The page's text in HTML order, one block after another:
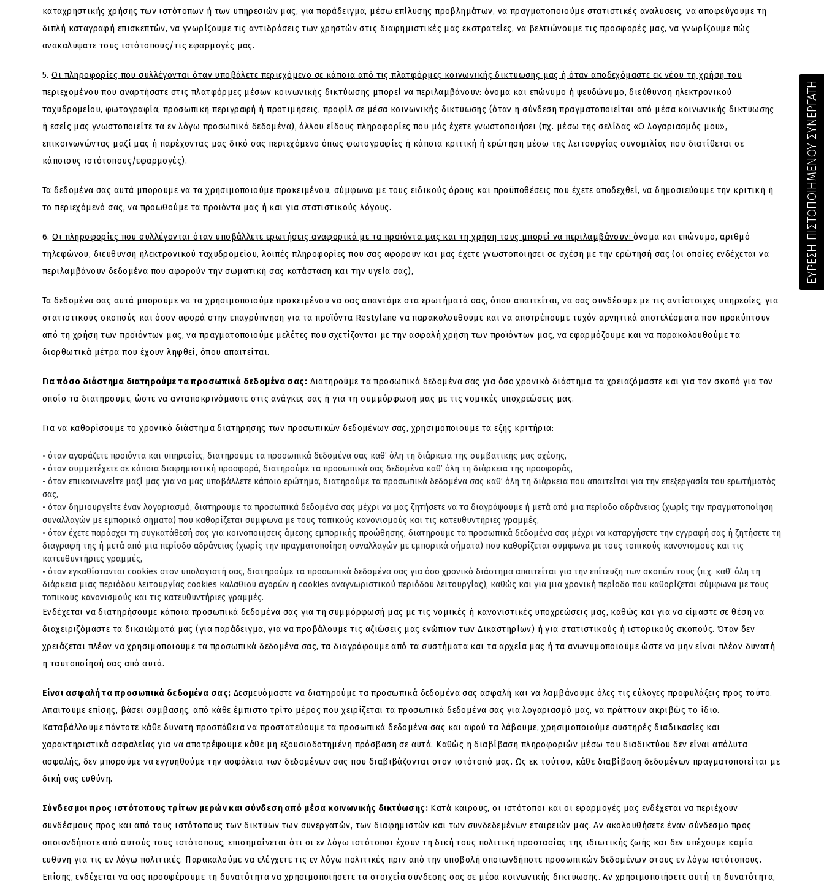
καταχρηστικής χρήσης των ιστότοπων ή των υπηρεσιών μας, για παράδειγμα, μέσω επίλυσης προβλημάτων, να πραγματοποιούμε στατιστικές αναλύσεις, να αποφεύγουμε τη
διπλή καταγραφή επισκεπτών, να γνωρίζουμε τις αντιδράσεις των χρηστών στις διαφημιστικές μας εκστρατείες, να βελτιώνουμε τις προσφορές μας, να γνωρίζουμε πώς
ανακαλύψατε τους ιστότοπους/τις εφαρμογές μας.
5.Οι πληροφορίες που συλλέγονται όταν υποβάλετε περιεχόμενο σε κάποια από τις πλατφόρμες κοινωνικής δικτύωσης μας ή όταν αποδεχόμαστε εκ νέου τη χρήση του
περιεχομένου που αναρτήσατε στις πλατφόρμες μέσων κοινωνικής δικτύωσης μπορεί να περιλαμβάνουν: όνομα και επώνυμο ή ψευδώνυμο, διεύθυνση ηλεκτρονικού
ταχυδρομείου, φωτογραφία, προσωπική περιγραφή ή προτιμήσεις, προφίλ σε μέσα κοινωνικής δικτύωσης (όταν η σύνδεση πραγματοποιείται από μέσα κοινωνικής δικτύωσης
ή εσείς μας γνωστοποιείτε τα εν λόγω προσωπικά δεδομένα), άλλου είδους πληροφορίες που μάς έχετε γνωστοποιήσει (πχ. μέσω της σελίδας «Ο λογαριασμός μου»,
επικοινωνώντας μαζί μας ή παρέχοντας μας δικό σας περιεχόμενο όπως φωτογραφίες ή κάποια κριτική ή ερώτηση μέσω της λειτουργίας συνομιλίας που διατίθεται σε
κάποιους ιστότοπους/εφαρμογές).
Τα δεδομένα σας αυτά μπορούμε να τα χρησιμοποιούμε προκειμένου, σύμφωνα με τους ειδικούς όρους και προϋποθέσεις που έχετε αποδεχθεί, να δημοσιεύουμε την κριτική ή
το περιεχόμενό σας, να προωθούμε τα προϊόντα μας ή και για στατιστικούς λόγους.
6.Οι πληροφορίες που συλλέγονται όταν υποβάλλετε ερωτήσεις αναφορικά με τα προϊόντα μας και τη χρήση τους μπορεί να περιλαμβάνουν:όνομα και επώνυμο, αριθμό
τηλεφώνου, διεύθυνση ηλεκτρονικού ταχυδρομείου, λοιπές πληροφορίες που σας αφορούν και μας έχετε γνωστοποιήσει σε σχέση με την ερώτησή σας (οι οποίες ενδέχεται να
περιλαμβάνουν δεδομένα που αφορούν την σωματική σας κατάσταση και την υγεία σας),
Τα δεδομένα σας αυτά μπορούμε να τα χρησιμοποιούμε προκειμένου να σας απαντάμε στα ερωτήματά σας, όπου απαιτείται, να σας συνδέουμε με τις αντίστοιχες υπηρεσίες, για
στατιστικούς σκοπούς και όσον αφορά στην επαγρύπνηση για τα προϊόντα Restylane να παρακολουθούμε και να αποτρέπουμε τυχόν αρνητικά αποτελέσματα που προκύπτουν
από τη χρήση των προϊόντων μας, να πραγματοποιούμε μελέτες που σχετίζονται με την ασφαλή χρήση των προϊόντων μας, να εφαρμόζουμε και να παρακολουθούμε τα
διορθωτικά μέτρα που έχουν ληφθεί, όπου απαιτείται.
Για πόσο διάστημα διατηρούμε τα προσωπικά δεδομένα σας: Διατηρούμε τα προσωπικά δεδομένα σας για όσο χρονικό διάστημα τα χρειαζόμαστε και για τον σκοπό για τον
οποίο τα διατηρούμε, ώστε να ανταποκρινόμαστε στις ανάγκες σας ή για τη συμμόρφωσή μας με τις νομικές υποχρεώσεις μας.
Για να καθορίσουμε το χρονικό διάστημα διατήρησης των προσωπικών δεδομένων σας, χρησιμοποιούμε τα εξής κριτήρια:
όταν αγοράζετε προϊόντα και υπηρεσίες, διατηρούμε τα προσωπικά δεδομένα σας καθ’ όλη τη διάρκεια της συμβατικής μας σχέσης,
όταν συμμετέχετε σε κάποια διαφημιστική προσφορά, διατηρούμε τα προσωπικά σας δεδομένα καθ’ όλη τη διάρκεια της προσφοράς,
όταν επικοινωνείτε μαζί μας για να μας υποβάλλετε κάποιο ερώτημα, διατηρούμε τα προσωπικά δεδομένα σας καθ’ όλη τη διάρκεια που απαιτείται για την επεξεργασία του ερωτήματός
σας,
όταν δημιουργείτε έναν λογαριασμό, διατηρούμε τα προσωπικά δεδομένα σας μέχρι να μας ζητήσετε να τα διαγράψουμε ή μετά από μια περίοδο αδράνειας (χωρίς την πραγματοποίηση
συναλλαγών με εμπορικά σήματα) που καθορίζεται σύμφωνα με τους τοπικούς κανονισμούς και τις κατευθυντήριες γραμμές,
όταν έχετε παράσχει τη συγκατάθεσή σας για κοινοποιήσεις άμεσης εμπορικής προώθησης, διατηρούμε τα προσωπικά δεδομένα σας μέχρι να καταργήσετε την εγγραφή σας ή ζητήσετε τη
διαγραφή της ή μετά από μια περίοδο αδράνειας (χωρίς την πραγματοποίηση συναλλαγών με εμπορικά σήματα) που καθορίζεται σύμφωνα με τους τοπικούς κανονισμούς και τις
κατευθυντήριες γραμμές,
όταν εγκαθίστανται cookies στον υπολογιστή σας, διατηρούμε τα προσωπικά δεδομένα σας για όσο χρονικό διάστημα απαιτείται για την επίτευξη των σκοπών τους (π.χ. καθ’ όλη τη
διάρκεια μιας περιόδου λειτουργίας cookies καλαθιού αγορών ή cookies αναγνωριστικού περιόδου λειτουργίας), καθώς και για μια χρονική περίοδο που καθορίζεται σύμφωνα με τους
τοπικούς κανονισμούς και τις κατευθυντήριες γραμμές.
Ενδέχεται να διατηρήσουμε κάποια προσωπικά δεδομένα σας για τη συμμόρφωσή μας με τις νομικές ή κανονιστικές υποχρεώσεις μας, καθώς και για να είμαστε σε θέση να
διαχειριζόμαστε τα δικαιώματά μας (για παράδειγμα, για να προβάλουμε τις αξιώσεις μας ενώπιον των Δικαστηρίων) ή για στατιστικούς ή ιστορικούς σκοπούς. Όταν δεν
χρειάζεται πλέον να χρησιμοποιούμε τα προσωπικά δεδομένα σας, τα διαγράφουμε από τα συστήματα και τα αρχεία μας ή τα ανωνυμοποιούμε ώστε να μην είναι πλέον δυνατή
η ταυτοποίησή σας από αυτά.
Είναι ασφαλή τα προσωπικά δεδομένα σας; Δεσμευόμαστε να διατηρούμε τα προσωπικά δεδομένα σας ασφαλή και να λαμβάνουμε όλες τις εύλογες προφυλάξεις προς τούτο.
Απαιτούμε επίσης, βάσει σύμβασης, από κάθε έμπιστο τρίτο μέρος που χειρίζεται τα προσωπικά δεδομένα σας για λογαριασμό μας, να πράττουν ακριβώς το ίδιο.
Καταβάλλουμε πάντοτε κάθε δυνατή προσπάθεια να προστατεύουμε τα προσωπικά δεδομένα σας και αφού τα λάβουμε, χρησιμοποιούμε αυστηρές διαδικασίες και
χαρακτηριστικά ασφαλείας για να αποτρέψουμε κάθε μη εξουσιοδοτημένη πρόσβαση σε αυτά. Καθώς η διαβίβαση πληροφοριών μέσω του διαδικτύου δεν είναι απόλυτα
ασφαλής, δεν μπορούμε να εγγυηθούμε την ασφάλεια των δεδομένων σας που διαβιβάζονται στον ιστότοπό μας. Ως εκ τούτου, κάθε διαβίβαση δεδομένων πραγματοποιείται με
δική σας ευθύνη.
Σύνδεσμοι προς ιστότοπους τρίτων μερών και σύνδεση από μέσα κοινωνικής δικτύωσης: Κατά καιρούς, οι ιστότοποι και οι εφαρμογές μας ενδέχεται να περιέχουν
συνδέσμους προς και από τους ιστότοπους των δικτύων των συνεργατών, των διαφημιστών και των συνδεδεμένων εταιρειών μας. Αν ακολουθήσετε έναν σύνδεσμο προς
οποιονδήποτε από αυτούς τους ιστότοπους, επισημαίνεται ότι οι εν λόγω ιστότοποι έχουν τη δική τους πολιτική προστασίας της ιδιωτικής ζωής και δεν υπέχουμε καμία
ευθύνη για τις εν λόγω πολιτικές. Παρακαλούμε να ελέγχετε τις εν λόγω πολιτικές πριν από την υποβολή οποιωνδήποτε προσωπικών δεδομένων στους εν λόγω ιστότοπους.
Επίσης, ενδέχεται να σας προσφέρουμε τη δυνατότητα να χρησιμοποιήσετε τα στοιχεία σύνδεσης σας σε μέσα κοινωνικής δικτύωσης. Αν χρησιμοποιήσετε αυτή τη δυνατότητα,
ΕΥΡΕΣΗ ΠΙΣΤΟΠΟΙΗΜΕΝΟΥ ΣΥΝΕΡΓΑΤΗ